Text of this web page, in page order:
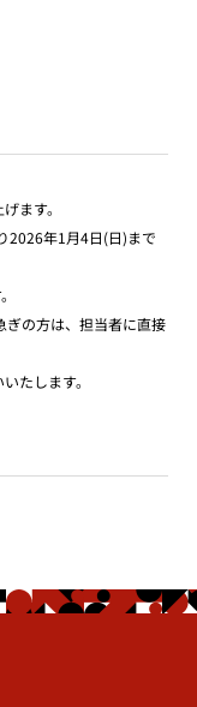
ます。
2026年1月4日(日)まで
ぎの方は、担当者に直接
たします。